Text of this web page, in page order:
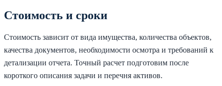
Стоимость и сроки
Стоимость зависит от вида имущества, количества объектов,
качества документов, необходимости осмотра и требований к
детализации отчета. Точный расчет подготовим после
короткого описания задачи и перечня активов.